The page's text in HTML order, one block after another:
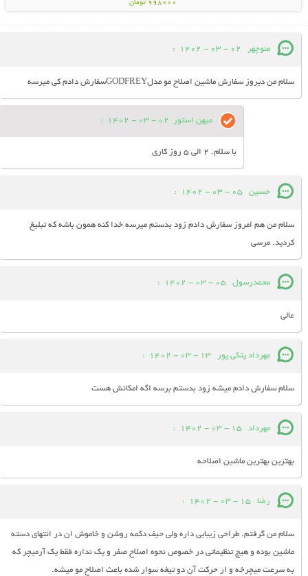
998000 تومان
منوچهر 02 - 03 - 1402
:
سلام من دیروز سفارش ماشین اصلاح مو مدلGODFREYسفارش دادم کی میرسه
میهن استور 02 - 03 - 1402
:
با سلام. 2 الی 5 روز کاری
حسین 05 - 03 - 1402
:
سلام من هم امروز سفارش دادم زود بدستم میرسه خدا کنه همون باشه که تبلیغ
کردید. مرسی
محمدرسول 05 - 03 - 1402
:
عالی
مهرداد پتکی پور 13 - 03 - 1402
:
سلام سفارش دادم میشه زود بدستم برسه اگه امکانش هست
مهرداد 15 - 03 - 1402
:
بهترین بهترین ماشین اصلاحه
رضا 15 - 03 - 1402
:
سلام من گرفتم. طراحی زیبایی داره ولی حیف دکمه روشن و خاموش ان در انتهای دسته
ماشین بوده و هیچ تنظیماتی در خصوص نحوه اصلاح صفر و یک نداره فقط یک آرمیچر که
به سرعت میچرخه و ار حرکت آن دو تیغه سوار شده باعث اصلاح مو میشه.